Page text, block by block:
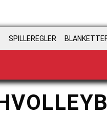
SPILLEREGLER